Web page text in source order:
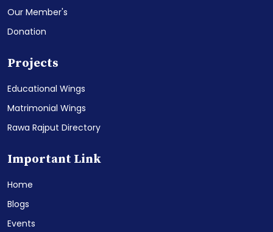
Our Member's
Donation
Projects
Educational Wings
Matrimonial Wings
Rawa Rajput Directory
Important Link
Home
Blogs
Events